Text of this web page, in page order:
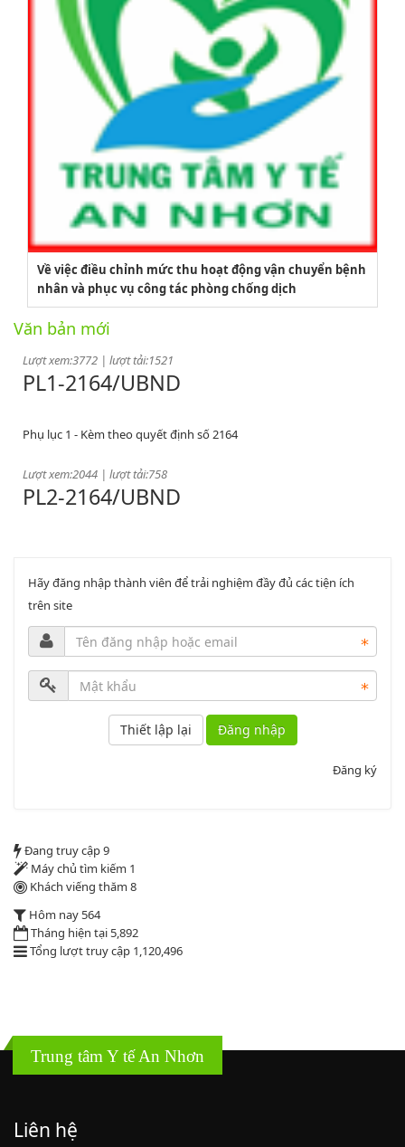
Về việc điều chỉnh mức thu hoạt động vận chuyển bệnh
nhân và phục vụ công tác phòng chống dịch
Văn bản mới
2164/QĐUBND
Quyết định phê duyệt danh mục vị trí việc làm
Lượt xem:3772 | lượt tải:1521
PL1-2164/UBND
PL2-2164/UBND
PL3-2164/UBND
Phụ lục 3 - Kèm theo quyết định số 2164
Lượt xem:2010 | lượt tải:1159
52/2019/QH14
2164/QĐUBND
Quyết định phê duyệt danh mục vị trí việc làm
Lượt xem:3772 | lượt tải:1521
Lượt xem:2044 | lượt tải:758
PL2-2164/UBND
Phụ lục 2 - Kèm theo quyết định số 2164
Hãy đăng nhập thành viên để trải nghiệm đầy đủ các tiện ích
trên site
Đăng nhập
Đăng ký
Đang truy cập9
Máy chủ tìm kiếm 1
Khách viếng thăm 8
Hôm nay 564
Tháng hiện tại 5,892
Tổng lượt truy cập 1,120,496
Trung tâm Y tế An Nhơn
Liên hệ